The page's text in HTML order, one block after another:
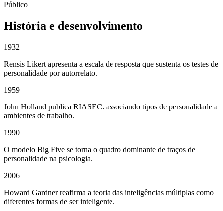
Público
História e desenvolvimento
1932
Rensis Likert apresenta a escala de resposta que sustenta os testes de
personalidade por autorrelato.
1959
John Holland publica RIASEC: associando tipos de personalidade a
ambientes de trabalho.
1990
O modelo Big Five se torna o quadro dominante de traços de
personalidade na psicologia.
2006
Howard Gardner reafirma a teoria das inteligências múltiplas como
diferentes formas de ser inteligente.